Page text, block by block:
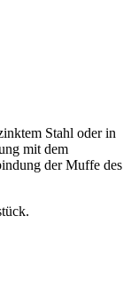
Stahl oder in
mit dem
der Muffe des